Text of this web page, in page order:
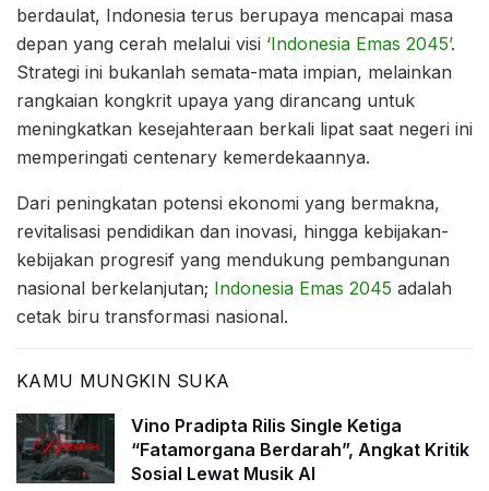
berdaulat, Indonesia terus berupaya mencapai masa
depan yang cerah melalui visi ‘Indonesia Emas 2045’.
Strategi ini bukanlah semata-mata impian, melainkan
rangkaian kongkrit upaya yang dirancang untuk
meningkatkan kesejahteraan berkali lipat saat negeri ini
memperingati centenary kemerdekaannya.
Dari peningkatan potensi ekonomi yang bermakna,
revitalisasi pendidikan dan inovasi, hingga kebijakan-
kebijakan progresif yang mendukung pembangunan
nasional berkelanjutan; Indonesia Emas 2045 adalah
cetak biru transformasi nasional.
KAMU MUNGKIN SUKA
Vino Pradipta Rilis Single Ketiga
“Fatamorgana Berdarah”, Angkat Kritik
Sosial Lewat Musik AI